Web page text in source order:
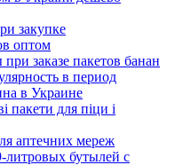
закупке
оптом
заказе пакетов банан
в период
в Украине
пакети для піци і
аптечних мереж
литровых бутылей с